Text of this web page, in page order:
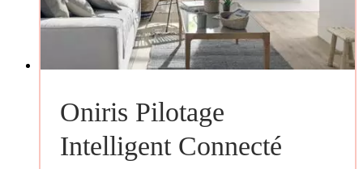
Oniris Pilotage
Intelligent Connecté